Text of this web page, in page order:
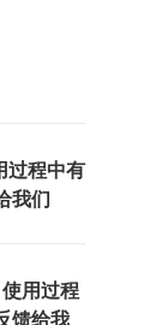
过程中有
我们
使用过程
馈给我